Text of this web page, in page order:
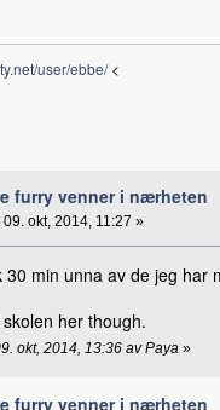
user/ebbe/<
furry venner i nærheten
09. okt, 2014, 11:27 »
min unna av de jeg har
her though.
okt, 2014, 13:36 av Paya »
furry venner i nærheten